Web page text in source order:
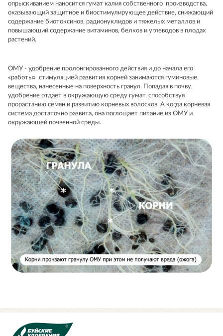
опрыскиванием наносится гумат калия собственного производства,
оказывающий защитное и биостимулирующее действие, снижающий
содержание биотоксинов, радионуклидов и тяжелых металлов и
повышающий содержание витаминов, белков и углеводов в плодах
растений.
ОМУ - удобрение пролонгированного действия и до начала его
«работы» стимуляцией развития корней занимаются гуминовые
вещества, нанесенные на поверхность гранул. Попадая в почву,
удобрение отдает в окружающую среду гумат, способствуя
прорастанию семян и развитию корневых волосков. А когда корневая
система достаточно развита, она поглощает питание из ОМУ и
окружающей почвенной среды.